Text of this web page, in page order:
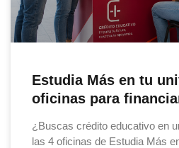
Estudia Más en tu
oficinas para
¿Buscas crédito educativo en
las 4 oficinas de Estudia Más